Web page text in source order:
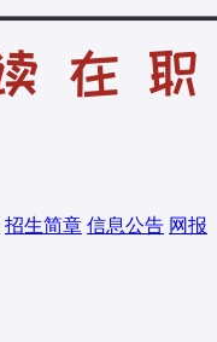
招生简章 信息公告 网报